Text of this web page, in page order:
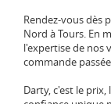
Rendez-vous dès
Nord à Tours. En
l'expertise de nos
commande
Darty, c'est le